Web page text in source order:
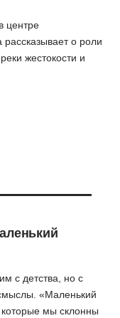
центре
рассказывает о роли
жестокости и
с детства, но с
«Маленький
мы склонны